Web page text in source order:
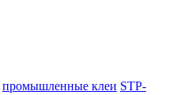
промышленные клеи STP-